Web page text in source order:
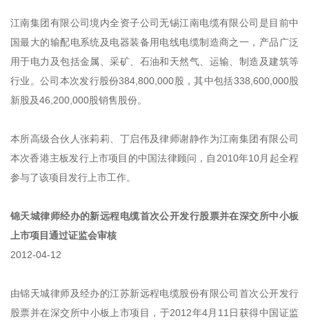
江南集团有限公司境内全资子公司无锡江南电缆有限公司是目前中
国最大的输配电系统及电器装备用电线电缆制造商之一，产品广泛
用于电力及包括金属、采矿、石油和天然气、运输、制造及建筑等
行业。公司本次发行股份384,800,000股，其中包括338,600,000股
新股及46,200,000股销售股份。
本所高级合伙人张莉莉、丁启伟及律师谢静作为江南集团有限公司
本次香港主板发行上市项目的中国法律顾问，自2010年10月起全程
参与了该项目发行上市工作。
锦天城律师经办的新远程电缆首次公开发行股票并在深交所中小板
上市项目通过证监会审核
2012-04-12
由锦天城律师及经办的江苏新远程电缆股份有限公司首次公开发行
股票并在深交所中小板上市项目，于2012年4月11日获得中国证监